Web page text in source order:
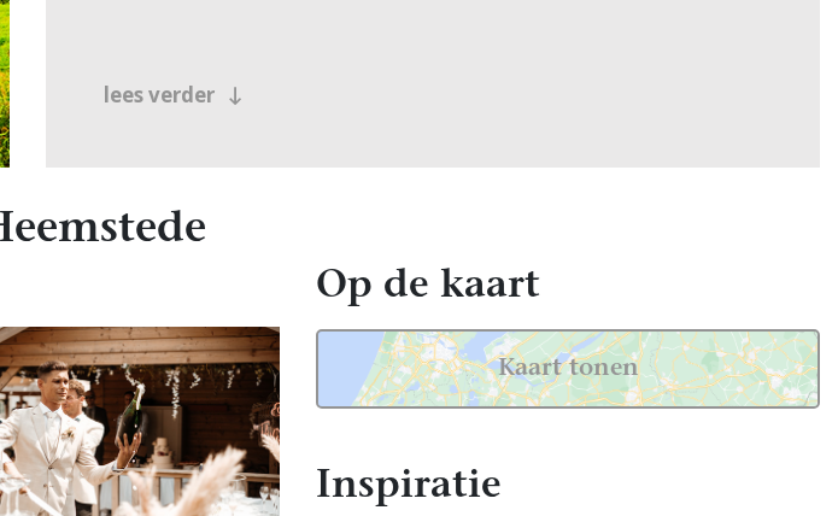
lees verder
Op de kaart
Kaart tonen
Inspiratie